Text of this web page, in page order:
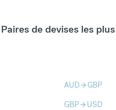
Paires de devises les
AUDarrow_forward GBP
GBParrow_forward USD